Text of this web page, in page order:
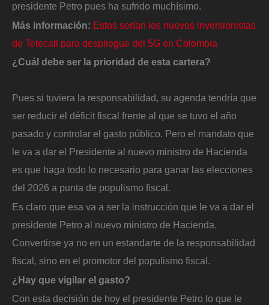
presidente Petro pues ha sufrido muchísimo.
Más información: Estos serían los nuevos inversionistas
de Telecall para despliegue del 5G en Colombia
¿Cuál debe ser la prioridad de esta cartera?
Pues si tuviera la responsabilidad, su agenda tendría que
ser reducir el déficit fiscal frente al que se tuvo el año
pasado y controlar el gasto público. Pero el mandato que
le va a dar el Presidente al nuevo ministro de Hacienda
es que haga todo lo necesario para ganar las elecciones
del 2026 a punta de populismo fiscal.
Es claro que esa va a ser la instrucción que le va a dar el
presidente Petro al nuevo ministro de Hacienda.
Convertirse ya no en un estandarte de la responsabilidad
fiscal, sino en el promotor del populismo fiscal.
¿Hay que vigilar el gasto?
Con esta decisión de hoy el presidente Petro lo que le